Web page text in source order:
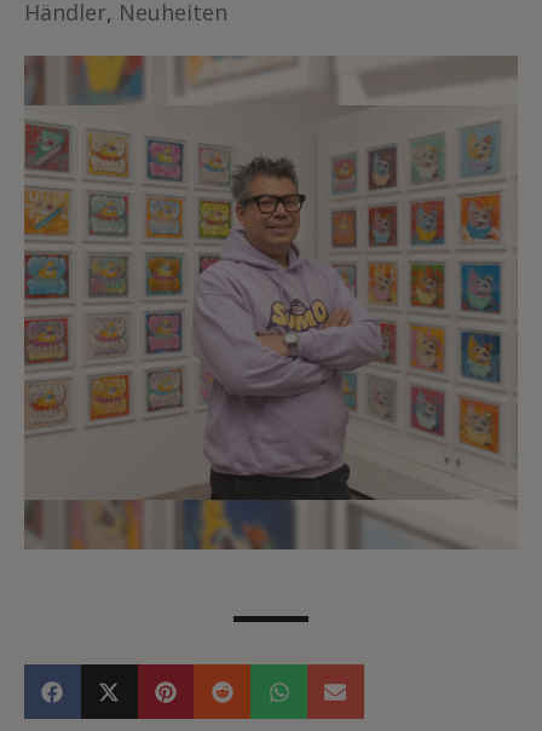
Händler, Neuheiten